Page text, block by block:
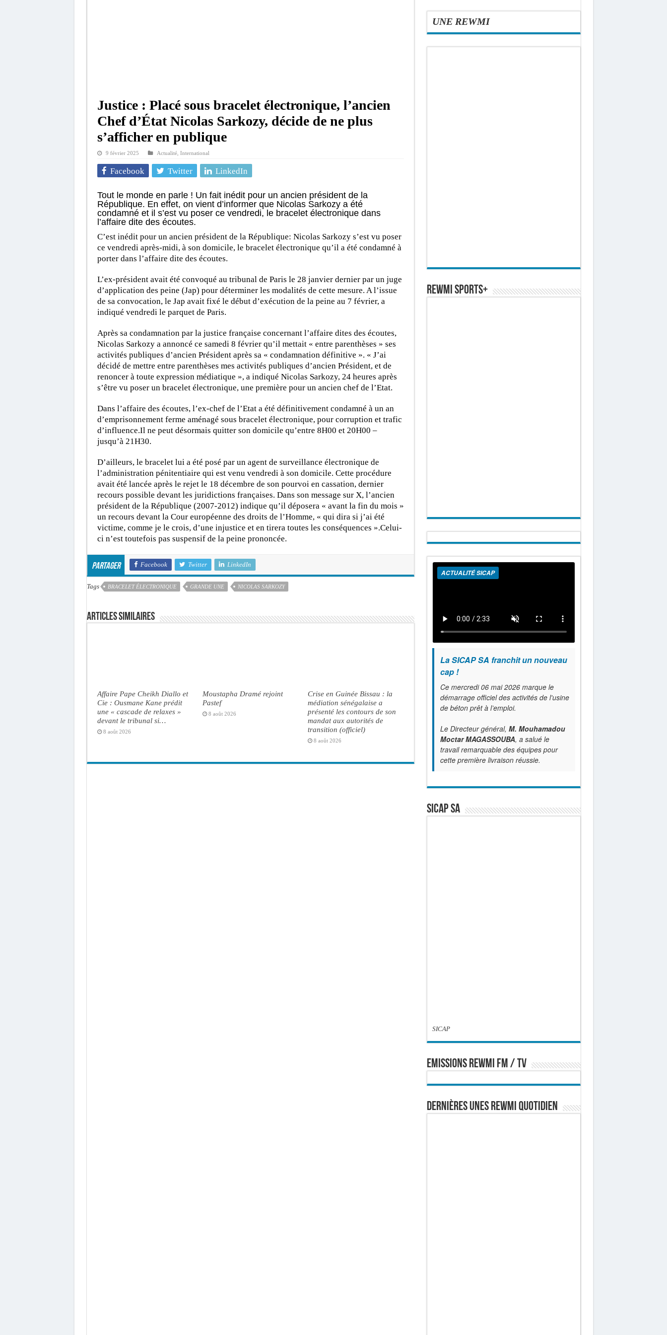
Justice : Placé sous bracelet électronique, l’ancien
Chef d’État Nicolas Sarkozy, décide de ne plus
s’afficher en publique
9 février 2025 Actualité, International
Facebook Twitter LinkedIn
Tout le monde en parle ! Un fait inédit pour un ancien président de la
République. En effet, on vient d’informer que Nicolas Sarkozy a été
condamné et il s’est vu poser ce vendredi, le bracelet électronique dans
l’affaire dite des écoutes.
C’est inédit pour un ancien président de la République: Nicolas Sarkozy s’est vu poser
ce vendredi après-midi, à son domicile, le bracelet électronique qu’il a été condamné à
porter dans l’affaire dite des écoutes.
L’ex-président avait été convoqué au tribunal de Paris le 28 janvier dernier par un juge
d’application des peine (Jap) pour déterminer les modalités de cette mesure. A l’issue
de sa convocation, le Jap avait fixé le début d’exécution de la peine au 7 février, a
indiqué vendredi le parquet de Paris.
Après sa condamnation par la justice française concernant l’affaire dites des écoutes,
Nicolas Sarkozy a annoncé ce samedi 8 février qu’il mettait « entre parenthèses » ses
activités publiques d’ancien Président après sa « condamnation définitive ». « J’ai
décidé de mettre entre parenthèses mes activités publiques d’ancien Président, et de
renoncer à toute expression médiatique », a indiqué Nicolas Sarkozy, 24 heures après
s’être vu poser un bracelet électronique, une première pour un ancien chef de l’Etat.
Dans l’affaire des écoutes, l’ex-chef de l’Etat a été définitivement condamné à un an
d’emprisonnement ferme aménagé sous bracelet électronique, pour corruption et trafic
d’influence.Il ne peut désormais quitter son domicile qu’entre 8H00 et 20H00 –
jusqu’à 21H30.
D’ailleurs, le bracelet lui a été posé par un agent de surveillance électronique de
l’administration pénitentiaire qui est venu vendredi à son domicile. Cette procédure
avait été lancée après le rejet le 18 décembre de son pourvoi en cassation, dernier
recours possible devant les juridictions françaises. Dans son message sur X, l’ancien
président de la République (2007-2012) indique qu’il déposera « avant la fin du mois »
un recours devant la Cour européenne des droits de l’Homme, « qui dira si j’ai été
victime, comme je le crois, d’une injustice et en tirera toutes les conséquences ».Celui-
ci n’est toutefois pas suspensif de la peine prononcée.
Partager Facebook Twitter LinkedIn
Tags BRACELET ÉLECTRONIQUE GRANDE UNE NICOLAS SARKOZY
Articles similaires
Affaire Pape Cheikh Diallo et
Cie : Ousmane Kane prédit
une « cascade de relaxes »
devant le tribunal si…
8 août 2026
Moustapha Dramé rejoint
Pastef
8 août 2026
Crise en Guinée Bissau : la
médiation sénégalaise a
présenté les contours de son
mandat aux autorités de
transition (officiel)
8 août 2026
UNE REWMI
REWMI SPORTS+
ACTUALITÉ SICAP
La SICAP SA franchit un nouveau
cap !
Ce mercredi 06 mai 2026 marque le
démarrage officiel des activités de l'usine
de béton prêt à l’emploi.
Le Directeur général, M. Mouhamadou
Moctar MAGASSOUBA, a salué le
travail remarquable des équipes pour
cette première livraison réussie.
SICAP SA
SICAP
EMISSIONS REWMI FM / TV
Dernières Unes Rewmi Quotidien